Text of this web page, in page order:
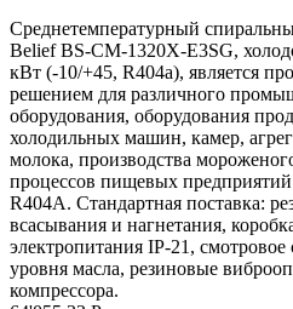
Среднетемпературный
Belief BS-CM-1320X-E3SG,
кВт (-10/+45, R404a), является
решением для различного
оборудования, оборудования
холодильных машин, камер,
молока, производства
процессов пищевых
R404A. Стандартная поставка:
всасывания и нагнетания,
электропитания IP-21, смотровое
уровня масла, резиновые
компрессора.